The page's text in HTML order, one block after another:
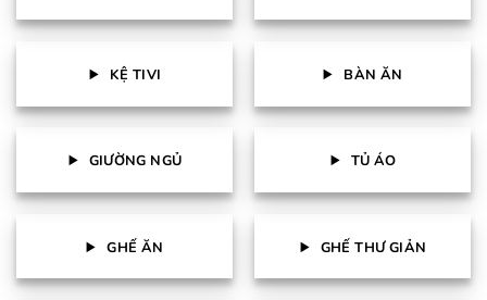
KỆ TIVI BÀN ĂN
GIƯỜNG NGỦ TỦ ÁO
GHẾ ĂN GHẾ THƯ GIẢN